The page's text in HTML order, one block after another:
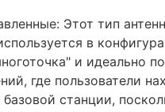
Этот тип
в
и идеально
где пользователи
базовой станции,